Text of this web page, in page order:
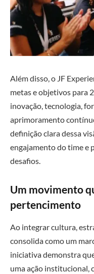
Além disso, o JF
metas e objetivos para
inovação, tecnologia,
aprimoramento
definição clara dessa
engajamento do time e
desafios.
Um movimento
pertencimento
Ao integrar cultura,
consolida como um
iniciativa demonstra
uma ação institucional,